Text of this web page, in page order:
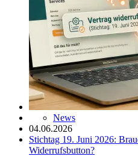
News
04.06.2026
Stichtag 19. Juni 2026:
Widerrufsbutton?